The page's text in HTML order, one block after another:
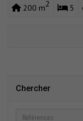
200 m2 5
Chercher